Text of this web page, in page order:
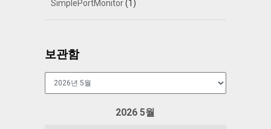
SimplePortMonitor(1)
보관함
2026 5월